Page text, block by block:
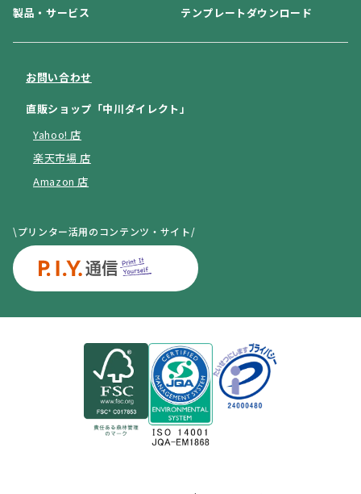
製品・サービス テンプレートダウンロード
お問い合わせ
直販ショップ「中川ダイレクト」
Yahoo! 店
楽天市場 店
Amazon 店
\プリンター活用のコンテンツ・サイト/